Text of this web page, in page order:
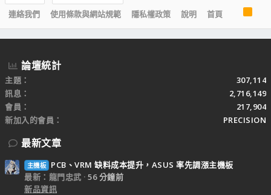
連絡我們
使用條款與網站規範 隱私權政策 說明 首頁
S
論壇統計
主題
307,114
訊息
2,716,149
會員
217,904
新加入的會員
PRECISION
最新文章
主機板
PCB、VRM 缺料成本提升，ASUS 率先調漲主機板
最新：龍門忠武
56 分鐘前
新品資訊